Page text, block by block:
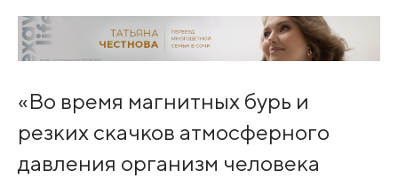
«Во время магнитных бурь и
резких скачков атмосферного
давления организм человека